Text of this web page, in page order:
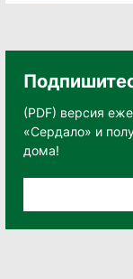
(PDF) версия
«Сердало» и
дома!